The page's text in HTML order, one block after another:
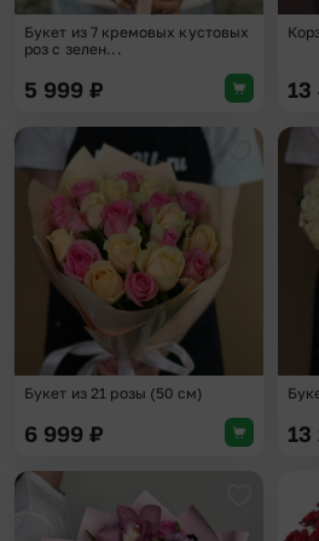
Букет из 7 кремовых кустовых
роз с зелен...
5 999 ₽ 13
Букет из 21 розы (50 см)
6 999 ₽ 13